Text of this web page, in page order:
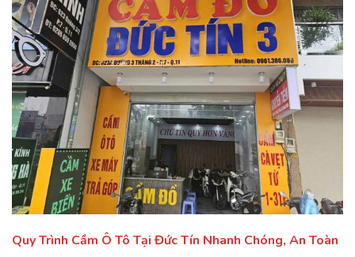
Quy Trình Cầm Ô Tô Tại Đức Tín Nhanh Chóng, An Toàn